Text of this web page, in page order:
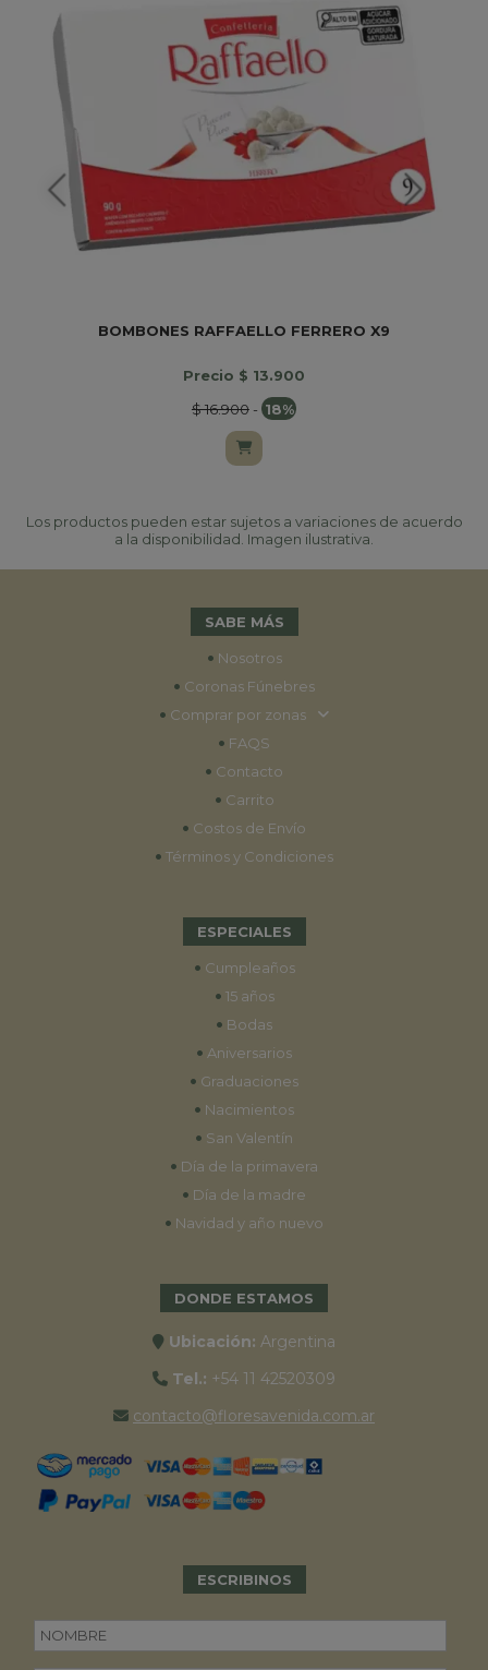
BOMBONES RAFFAELLO FERRERO X9
Precio $ 13.900
$ 16.900- 18%
Los productos pueden estar sujetos a variaciones de acuerdo
a la disponibilidad. Imagen ilustrativa.
SABE MÁS
• Nosotros
• Coronas Fúnebres
• Comprar por zonas
• FAQS
• Contacto
• Carrito
• Costos de Envío
• Términos y Condiciones
ESPECIALES
• Cumpleaños
• 15 años
• Bodas
• Aniversarios
• Graduaciones
• Nacimientos
• San Valentín
• Día de la primavera
• Día de la madre
• Navidad y año nuevo
DONDE ESTAMOS
Ubicación: Argentina
Tel.: +54 11 42520309
contacto@floresavenida.com.ar
ESCRIBINOS